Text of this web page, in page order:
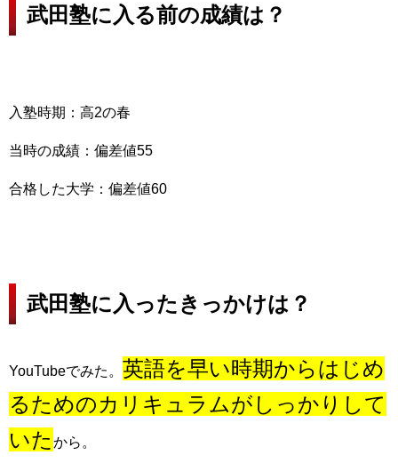
武田塾に入る前の成績は？
入塾時期：高2の春
当時の成績：偏差値55
合格した大学：偏差値60
武田塾に入ったきっかけは？
YouTubeでみた。 英語を早い時期からはじめ
るためのカリキュラムがしっかりして
いた から。